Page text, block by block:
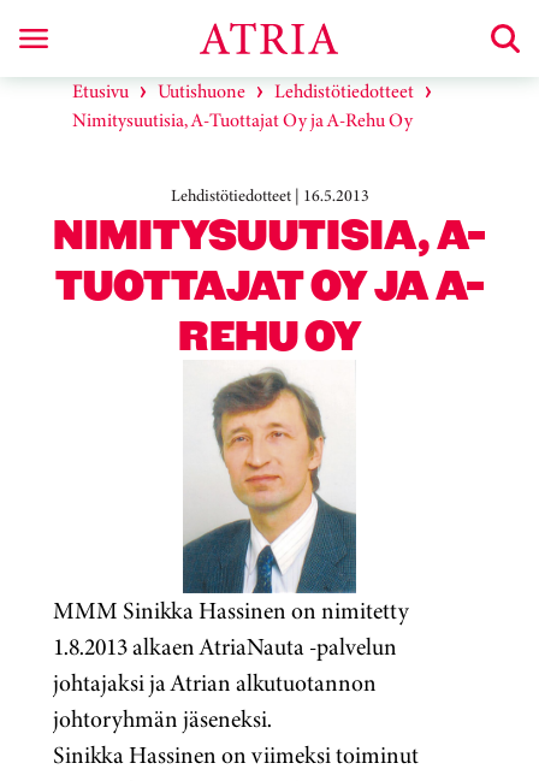
Etusivu Uutishuone
Lehdistötiedotteet
Nimitysuutisia, A-Tuottajat Oy ja A-Rehu Oy
Lehdistötiedotteet | 16.5.2013
NIMITYSUUTISIA, A-
TUOTTAJAT OY JA A-
REHU OY
MMM Sinikka Hassinen on nimitetty
1.8.2013 alkaen AtriaNauta -palvelun
johtajaksi ja Atrian alkutuotannon
johtoryhmän jäseneksi.
Sinikka Hassinen on viimeksi toiminut